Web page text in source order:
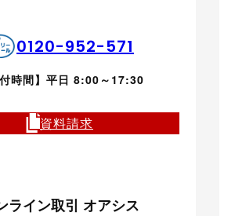
0120-952-571
付時間】平日 8:00～17:30
資料請求
ライン取引 オアシス